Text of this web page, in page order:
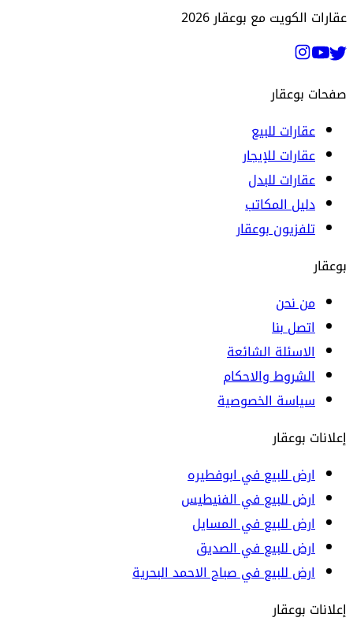
عقارات الكويت مع بوعقار2026
صفحات بوعقار
عقارات للبيع
عقارات للإيجار
عقارات للبدل
دليل المكاتب
تلفزيون بوعقار
بوعقار
من نحن
اتصل بنا
الاسئلة الشائعة
الشروط والاحكام
سياسة الخصوصية
إعلانات بوعقار
ارض للبيع في ابوفطيره
ارض للبيع في الفنيطيس
ارض للبيع في المسايل
ارض للبيع في الصديق
ارض للبيع في صباح الاحمد البحرية
إعلانات بوعقار